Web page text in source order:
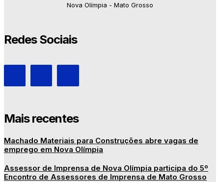
Nova Olímpia - Mato Grosso
Redes Sociais
Mais recentes
Machado Materiais para Construções abre vagas de
emprego em Nova Olímpia
Assessor de Imprensa de Nova Olímpia participa do 5º
Encontro de Assessores de Imprensa de Mato Grosso